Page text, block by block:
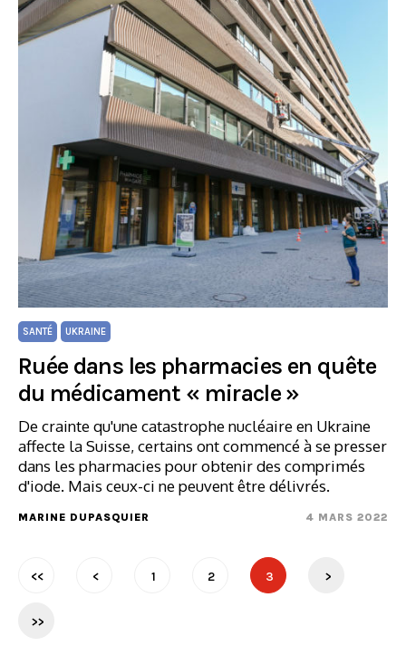
SANTÉ UKRAINE
Ruée dans les pharmacies en quête
du médicament « miracle »
De crainte qu'une catastrophe nucléaire en Ukraine
affecte la Suisse, certains ont commencé à se presser
dans les pharmacies pour obtenir des comprimés
d'iode. Mais ceux-ci ne peuvent être délivrés.
MARINE DUPASQUIER 4 MARS 2022
<< < 1 2 3 >
>>